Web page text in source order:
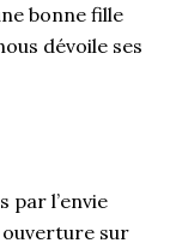
bonne fille
dévoile ses
par l’envie
ouverture sur